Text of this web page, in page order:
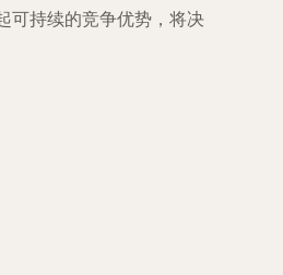
可持续的竞争优势，将决